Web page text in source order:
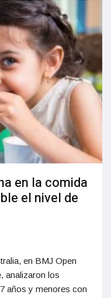
en la comida
el nivel de
en BMJ Open
analizaron los
años y menores con